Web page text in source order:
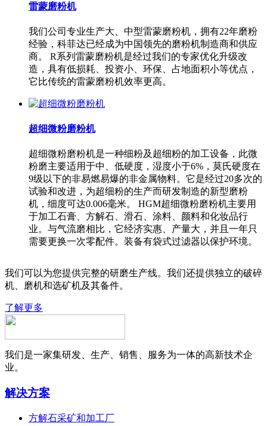
雷蒙磨粉机
我们公司专业生产大、中型雷蒙磨粉机，拥有22年磨粉
经验，科菲达已经成为中国领先的磨粉机制造商和供应
商。 R系列雷蒙磨粉机是经过我们的专家优化升级改
造，具有低损耗、投资小、环保、占地面积小等优点，
它比传统的雷蒙磨粉机效率更高。
超细微粉磨粉机
超细微粉磨粉机是一种细粉及超细粉的加工设备，此微
粉磨主要适用于中、低硬度，湿度小于6%，莫氏硬度在
9级以下的非易燃易爆的非金属物料。它是经过20多次的
试验和改进，为超细粉的生产而研发制造的新型磨粉
机，细度可达0.006毫米。 HGM超细微粉磨粉机主要用
于加工石膏、方解石、滑石、涂料、颜料和化妆品行
业。与气流磨相比，它经济实惠、产量大，并且一年只
需要更换一次零配件。装备有袋式过滤器以保护环境。
我们可以为您提供完整的研磨生产线。我们还提供独立的破碎
机、磨机和选矿机及其备件。
了解更多
我们是一家集研发、生产、销售、服务为一体的高新技术企
业。
解决方案
方解石采矿和加工厂